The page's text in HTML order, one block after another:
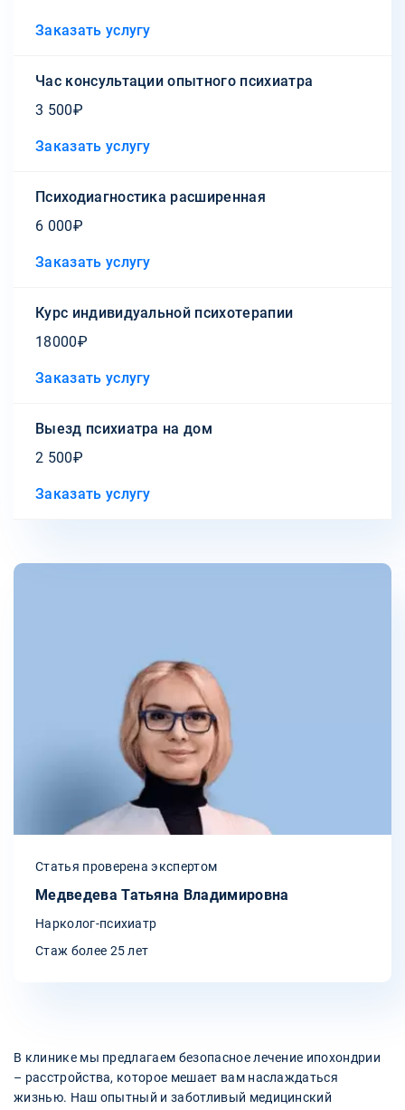
Заказать услугу
Час консультации опытного психиатра
3 500₽
Заказать услугу
Психодиагностика расширенная
6 000₽
Заказать услугу
Курс индивидуальной психотерапии
18000₽
Заказать услугу
Выезд психиатра на дом
2 500₽
Заказать услугу
Статья проверена экспертом
Медведева Татьяна Владимировна
Нарколог-психиатр
Стаж более 25 лет
В клинике мы предлагаем безопасное лечение ипохондрии
– расстройства, которое мешает вам наслаждаться
жизнью. Наш опытный и заботливый медицинский